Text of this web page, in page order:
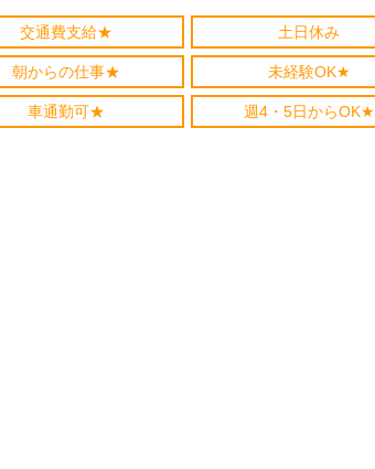
交通費支給★ 土日休み
朝からの仕事★ 未経験OK★
車通勤可★ 週4・5日からOK★